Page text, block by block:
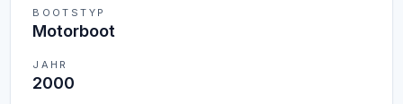
BOOTSTYP
Motorboot
JAHR
2000